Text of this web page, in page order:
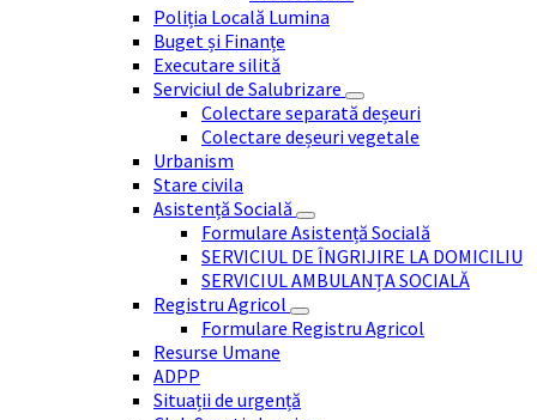
Poliția Locală Lumina
Buget și Finanțe
Executare silită
Serviciul de Salubrizare
Colectare separată deșeuri
Colectare deșeuri vegetale
Urbanism
Stare civila
Asistență Socială
Formulare Asistență Socială
SERVICIUL DE ÎNGRIJIRE LA DOMICILIU
SERVICIUL AMBULANȚA SOCIALĂ
Registru Agricol
Formulare Registru Agricol
Resurse Umane
ADPP
Situații de urgență